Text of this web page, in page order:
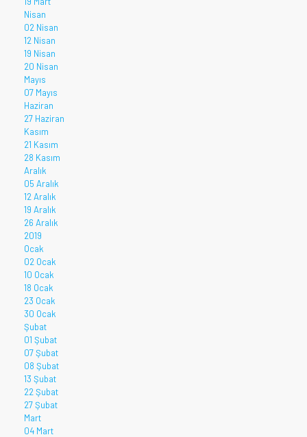
Nisan
02 Nisan
12 Nisan
19 Nisan
20 Nisan
Mayıs
07 Mayıs
Haziran
27 Haziran
Kasım
21 Kasım
28 Kasım
Aralık
05 Aralık
12 Aralık
19 Aralık
26 Aralık
2019
Ocak
02 Ocak
10 Ocak
18 Ocak
23 Ocak
30 Ocak
Şubat
01 Şubat
07 Şubat
08 Şubat
13 Şubat
22 Şubat
27 Şubat
Mart
04 Mart